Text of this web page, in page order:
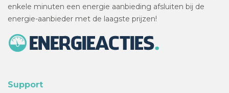
enkele minuten een energie aanbieding afsluiten bij de
energie-aanbieder met de laagste prijzen!
Support